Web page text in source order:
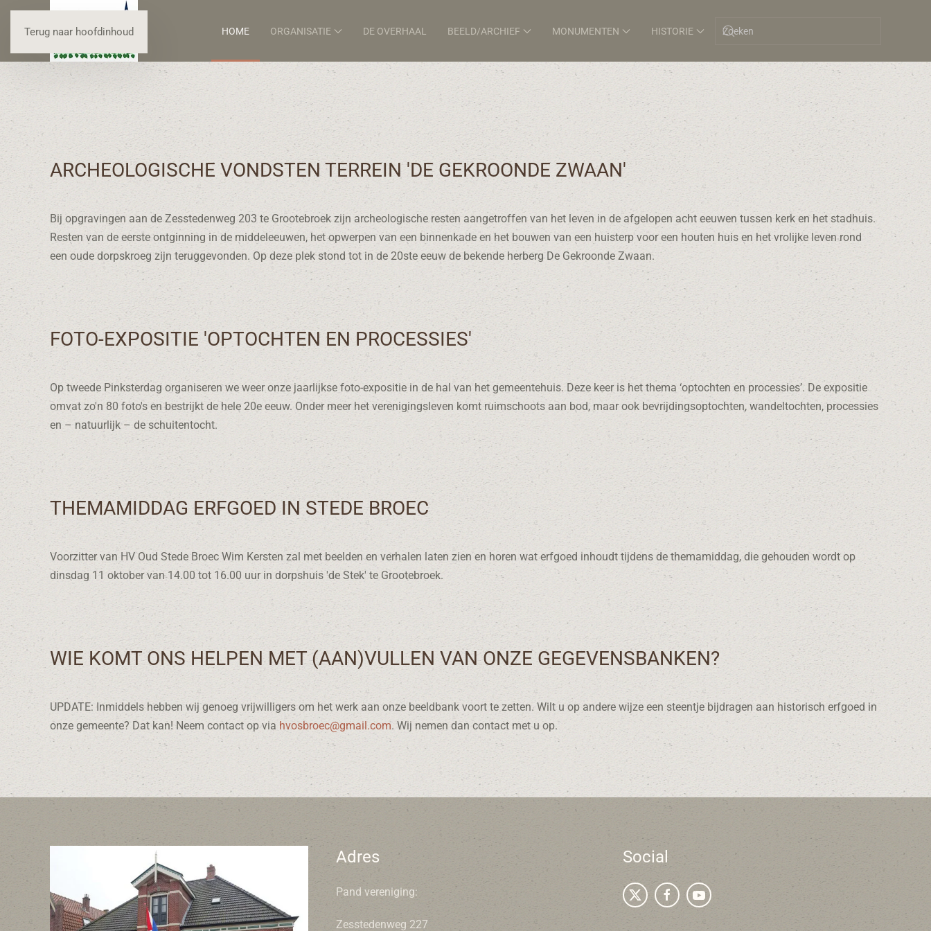
Terug naar hoofdinhoud HOME ORGANISATIE DE OVERHAAL BEELD/ARCHIEF MONUMENTEN HISTORIE
ARCHEOLOGISCHE VONDSTEN TERREIN 'DE GEKROONDE ZWAAN'
Bij opgravingen aan de Zesstedenweg 203 te Grootebroek zijn archeologische resten aangetroffen van het leven in de afgelopen acht eeuwen tussen kerk en het stadhuis.
Resten van de eerste ontginning in de middeleeuwen, het opwerpen van een binnenkade en het bouwen van een huisterp voor een houten huis en het vrolijke leven rond
een oude dorpskroeg zijn teruggevonden. Op deze plek stond tot in de 20ste eeuw de bekende herberg De Gekroonde Zwaan.
FOTO-EXPOSITIE 'OPTOCHTEN EN PROCESSIES'
Op tweede Pinksterdag organiseren we weer onze jaarlijkse foto-expositie in de hal van het gemeentehuis. Deze keer is het thema ‘optochten en processies’. De expositie
omvat zo'n 80 foto's en bestrijkt de hele 20e eeuw. Onder meer het verenigingsleven komt ruimschoots aan bod, maar ook bevrijdingsoptochten, wandeltochten, processies
en – natuurlijk – de schuitentocht.
THEMAMIDDAG ERFGOED IN STEDE BROEC
Voorzitter van HV Oud Stede Broec Wim Kersten zal met beelden en verhalen laten zien en horen wat erfgoed inhoudt tijdens de themamiddag, die gehouden wordt op
dinsdag 11 oktober van 14.00 tot 16.00 uur in dorpshuis 'de Stek' te Grootebroek.
WIE KOMT ONS HELPEN MET (AAN)VULLEN VAN ONZE GEGEVENSBANKEN?
UPDATE: Inmiddels hebben wij genoeg vrijwilligers om het werk aan onze beeldbank voort te zetten. Wilt u op andere wijze een steentje bijdragen aan historisch erfgoed in
onze gemeente? Dat kan! Neem contact op via hvosbroec@gmail.com. Wij nemen dan contact met u op.
Adres
Pand vereniging:
Zesstedenweg 227
Social